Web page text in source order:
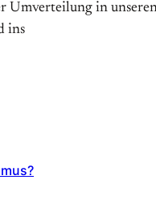
Umverteilung in
ins